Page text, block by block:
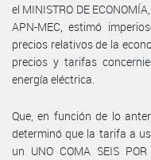
el MINISTRO DE
APN-MEC, estimó
precios relativos de la
precios y tarifas
energía eléctrica.
Que, en función de lo
determinó que la tarifa a
un UNO COMA SEIS